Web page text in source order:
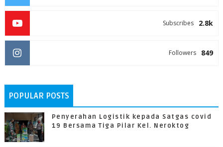
2.8k
Subscribes
849
Followers
POPULAR POSTS
Penyerahan Logistik kepada Satgas covid
19 Bersama Tiga Pilar Kel. Neroktog